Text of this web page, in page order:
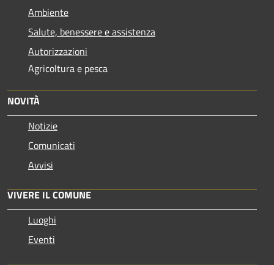
Ambiente
Salute, benessere e assistenza
Autorizzazioni
Agricoltura e pesca
NOVITÀ
Notizie
Comunicati
Avvisi
VIVERE IL COMUNE
Luoghi
Eventi